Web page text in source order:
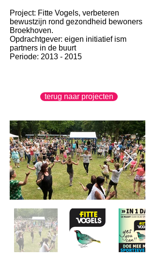
Project: Fitte Vogels, verbeteren
bewustzijn rond gezondheid bewoners
Broekhoven.
Opdrachtgever: eigen initiatief ism
partners in de buurt
Periode: 2013 - 2015
terug naar projecten